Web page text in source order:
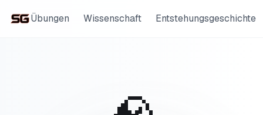
Übungen Wissenschaft Entstehungsgeschichte